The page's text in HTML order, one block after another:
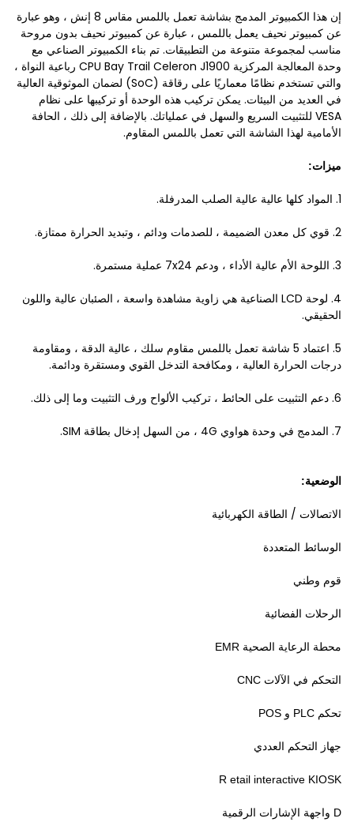
إن هذا الكمبيوتر المدمج بشاشة تعمل باللمس مقاس 8 إنش ، وهو عبارة
عن كمبيوتر نحيف يعمل باللمس ، عبارة عن كمبيوتر نحيف بدون مروحة
مناسب لمجموعة متنوعة من التطبيقات. تم بناء الكمبيوتر الصناعي مع
وحدة المعالجة المركزية CPU Bay Trail Celeron J1900 رباعية النواة ،
والتي تستخدم نظامًا معماريًا على رقاقة (SoC) لضمان الموثوقية العالية
في العديد من البيئات. يمكن تركيب هذه الوحدة أو تركيبها على نظام
VESA للتثبيت السريع والسهل في عملياتك. بالإضافة إلى ذلك ، الحافة
الأمامية لهذا الشاشة التي تعمل باللمس المقاوم.
ميزات:
1. المواد كلها عالية عالية الصلب المدرفلة.
2. قوي كل معدن الضميمة ، للصدمات ودائم ، وتبديد الحرارة ممتازة.
3. اللوحة الأم عالية الأداء ، ودعم 7x24 عملية مستمرة.
4. لوحة LCD الصناعية هي زاوية مشاهدة واسعة ، الصئبان عالية واللون
الحقيقي.
5. اعتماد 5 شاشة تعمل باللمس مقاوم سلك ، عالية الدقة ، ومقاومة
درجات الحرارة العالية ، ومكافحة التدخل القوي ومستقرة ودائمة.
6. دعم التثبيت على الحائط ، تركيب الألواح ورف التثبيت وما إلى ذلك.
7. المدمج في وحدة هواوي 4G ، من السهل إدخال بطاقة SIM.
الوضعية:
الاتصالات / الطاقة الكهربائية
الوسائط المتعددة
قوم وطني
الرحلات الفضائية
محطة الرعاية الصحية EMR
التحكم في الآلات CNC
تحكم PLC و POS
جهاز التحكم العددي
R etail interactive KIOSK
D واجهة الإشارات الرقمية